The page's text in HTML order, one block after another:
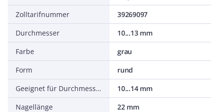
Zolltarifnummer
39269097
Durchmesser
10...13 mm
Farbe
grau
Form
rund
Geeignet für Durchmesser
10...14 mm
Nagellänge
22 mm